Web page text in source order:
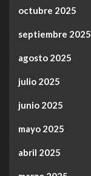
octubre 2025
septiembre 2025
agosto 2025
julio 2025
junio 2025
mayo 2025
abril 2025